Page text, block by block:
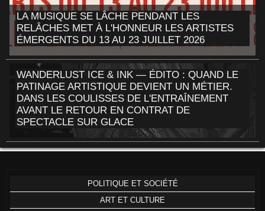
LA MUSIQUE SE LÂCHE PENDANT LES
RELÂCHES MET À L'HONNEUR LES ARTISTES
ÉMERGENTS DU 13 AU 23 JUILLET 2026
WANDERLUST ICE & INK — ÉDITO : QUAND LE
PATINAGE ARTISTIQUE DEVIENT UN MÉTIER.
DANS LES COULISSES DE L'ENTRAÎNEMENT
AVANT LE RETOUR EN CONTRAT DE
SPECTACLE SUR GLACE
POLITIQUE ET SOCIÉTÉ
ART ET CULTURE